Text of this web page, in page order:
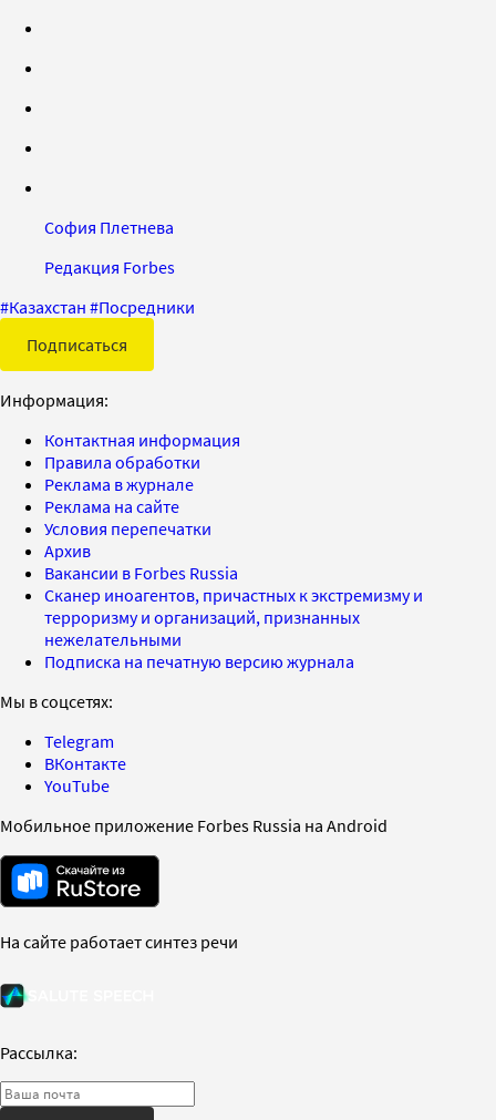
София Плетнева
Редакция Forbes
#Казахстан #Посредники
Подписаться
Информация:
Контактная информация
Правила обработки
Реклама в журнале
Реклама на сайте
Условия перепечатки
Архив
Вакансии в Forbes Russia
Сканер иноагентов, причастных к экстремизму и
терроризму и организаций, признанных
нежелательными
Подписка на печатную версию журнала
Мы в соцсетях:
Telegram
ВКонтакте
YouTube
Мобильное приложение Forbes Russia на Android
На сайте работает синтез речи
Рассылка: